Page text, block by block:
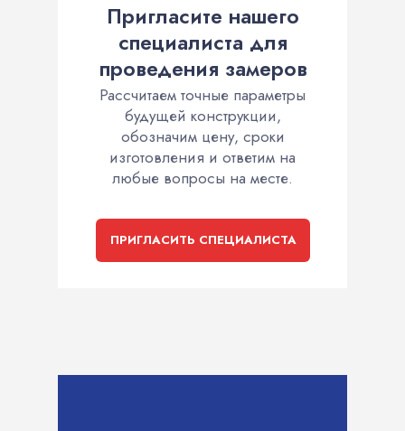
Пригласите нашего
специалиста для
проведения замеров
Рассчитаем точные параметры
будущей конструкции,
обозначим цену, сроки
изготовления и ответим на
любые вопросы на месте.
ПРИГЛАСИТЬ СПЕЦИАЛИСТА